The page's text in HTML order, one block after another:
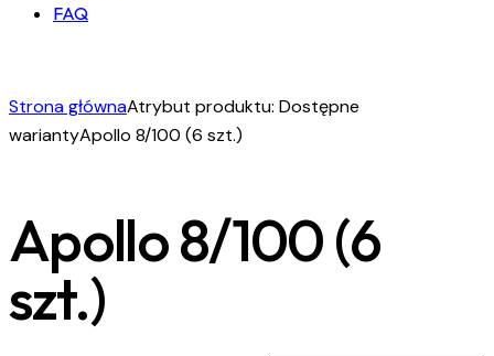
FAQ
1
Strona głównaAtrybut produktu: Dostępne
wariantyApollo 8/100 (6 szt.)
Apollo 8/100 (6
szt.)